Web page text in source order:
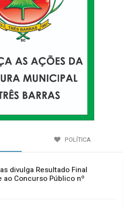
POLÍTICA
divulga Resultado Final
Concurso Público nº